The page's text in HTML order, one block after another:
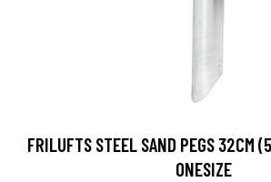
FRILUFTS STEEL SAND PEGS 32CM
ONESIZE